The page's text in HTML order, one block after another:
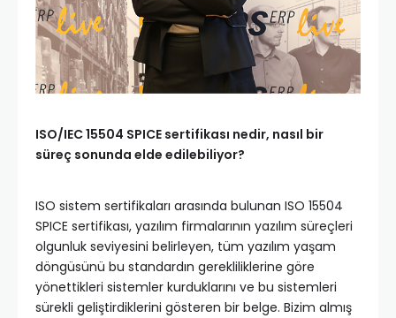
ISO/IEC 15504 SPICE sertifikası nedir, nasıl bir
süreç sonunda elde edilebiliyor?
ISO sistem sertifikaları arasında bulunan ISO 15504
SPICE sertifikası, yazılım firmalarının yazılım süreçleri
olgunluk seviyesini belirleyen, tüm yazılım yaşam
döngüsünü bu standardın gerekliliklerine göre
yönettikleri sistemler kurduklarını ve bu sistemleri
sürekli geliştirdiklerini gösteren bir belge. Bizim almış